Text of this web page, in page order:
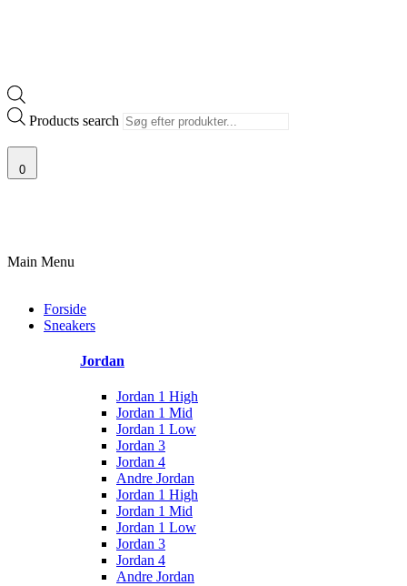
Products search
0
Main Menu
Forside
Sneakers
Jordan
Jordan 1 High
Jordan 1 Mid
Jordan 1 Low
Jordan 3
Jordan 4
Andre Jordan
Jordan 1 High
Jordan 1 Mid
Jordan 1 Low
Jordan 3
Jordan 4
Andre Jordan